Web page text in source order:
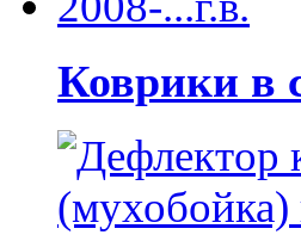
Коврики в